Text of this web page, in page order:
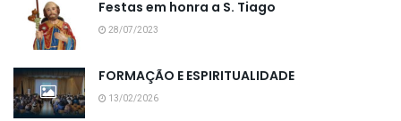
Festas em honra a S. Tiago
28/07/2023
FORMAÇÃO E ESPIRITUALIDADE
13/02/2026